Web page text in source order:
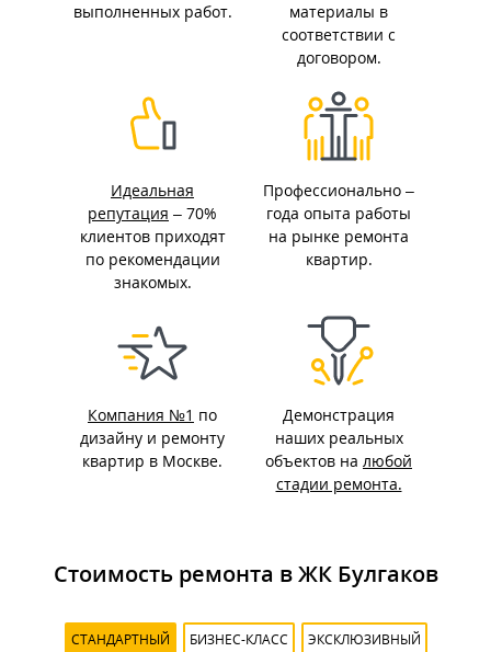
выполненных работ.
материалы в
соответствии с
договором.
Идеальная
репутация – 70%
клиентов приходят
по рекомендации
знакомых.
Профессионально –
года опыта работы
на рынке ремонта
квартир.
Компания №1 по
дизайну и ремонту
квартир в Москве.
Демонстрация
наших реальных
объектов на любой
стадии ремонта.
Стоимость ремонта в ЖК Булгаков
СТАНДАРТНЫЙ БИЗНЕС-КЛАСС ЭКСКЛЮЗИВНЫЙ